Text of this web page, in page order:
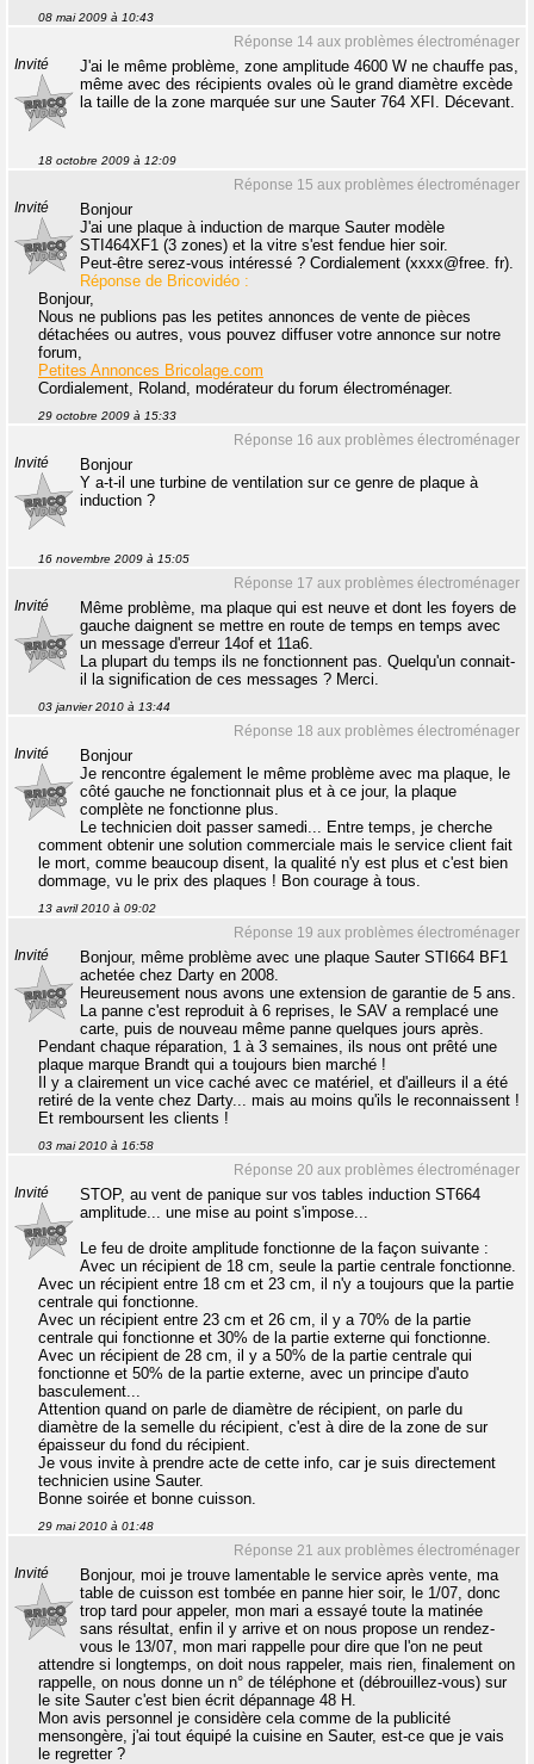
08 mai 2009 à 10:43
Réponse 14 aux problèmes électroménager
Invité
J'ai le même problème, zone amplitude 4600 W ne chauffe pas,
même avec des récipients ovales où le grand diamètre excède
la taille de la zone marquée sur une Sauter 764 XFI. Décevant.
18 octobre 2009 à 12:09
Réponse 15 aux problèmes électroménager
Invité
Bonjour
J'ai une plaque à induction de marque Sauter modèle
STI464XF1 (3 zones) et la vitre s'est fendue hier soir.
Peut-être serez-vous intéressé ? Cordialement (xxxx@free. fr).
Réponse de Bricovidéo :
Bonjour,
Nous ne publions pas les petites annonces de vente de pièces
détachées ou autres, vous pouvez diffuser votre annonce sur notre
forum,
Petites Annonces Bricolage.com
Cordialement, Roland, modérateur du forum électroménager.
29 octobre 2009 à 15:33
Réponse 16 aux problèmes électroménager
Invité
Bonjour
Y a-t-il une turbine de ventilation sur ce genre de plaque à
induction ?
16 novembre 2009 à 15:05
Réponse 17 aux problèmes électroménager
Invité
Même problème, ma plaque qui est neuve et dont les foyers de
gauche daignent se mettre en route de temps en temps avec
un message d'erreur 14of et 11a6.
La plupart du temps ils ne fonctionnent pas. Quelqu'un connait-
il la signification de ces messages ? Merci.
03 janvier 2010 à 13:44
Réponse 18 aux problèmes électroménager
Invité
Bonjour
Je rencontre également le même problème avec ma plaque, le
côté gauche ne fonctionnait plus et à ce jour, la plaque
complète ne fonctionne plus.
Le technicien doit passer samedi... Entre temps, je cherche
comment obtenir une solution commerciale mais le service client fait
le mort, comme beaucoup disent, la qualité n'y est plus et c'est bien
dommage, vu le prix des plaques ! Bon courage à tous.
13 avril 2010 à 09:02
Réponse 19 aux problèmes électroménager
Invité
Bonjour, même problème avec une plaque Sauter STI664 BF1
achetée chez Darty en 2008.
Heureusement nous avons une extension de garantie de 5 ans.
La panne c'est reproduit à 6 reprises, le SAV a remplacé une
carte, puis de nouveau même panne quelques jours après.
Pendant chaque réparation, 1 à 3 semaines, ils nous ont prêté une
plaque marque Brandt qui a toujours bien marché !
Il y a clairement un vice caché avec ce matériel, et d'ailleurs il a été
retiré de la vente chez Darty... mais au moins qu'ils le reconnaissent !
Et remboursent les clients !
03 mai 2010 à 16:58
Réponse 20 aux problèmes électroménager
Invité
STOP, au vent de panique sur vos tables induction ST664
amplitude... une mise au point s'impose...
Le feu de droite amplitude fonctionne de la façon suivante :
Avec un récipient de 18 cm, seule la partie centrale fonctionne.
Avec un récipient entre 18 cm et 23 cm, il n'y a toujours que la partie
centrale qui fonctionne.
Avec un récipient entre 23 cm et 26 cm, il y a 70% de la partie
centrale qui fonctionne et 30% de la partie externe qui fonctionne.
Avec un récipient de 28 cm, il y a 50% de la partie centrale qui
fonctionne et 50% de la partie externe, avec un principe d'auto
basculement...
Attention quand on parle de diamètre de récipient, on parle du
diamètre de la semelle du récipient, c'est à dire de la zone de sur
épaisseur du fond du récipient.
Je vous invite à prendre acte de cette info, car je suis directement
technicien usine Sauter.
Bonne soirée et bonne cuisson.
29 mai 2010 à 01:48
Réponse 21 aux problèmes électroménager
Invité
Bonjour, moi je trouve lamentable le service après vente, ma
table de cuisson est tombée en panne hier soir, le 1/07, donc
trop tard pour appeler, mon mari a essayé toute la matinée
sans résultat, enfin il y arrive et on nous propose un rendez-
vous le 13/07, mon mari rappelle pour dire que l'on ne peut
attendre si longtemps, on doit nous rappeler, mais rien, finalement on
rappelle, on nous donne un n° de téléphone et (débrouillez-vous) sur
le site Sauter c'est bien écrit dépannage 48 H.
Mon avis personnel je considère cela comme de la publicité
mensongère, j'ai tout équipé la cuisine en Sauter, est-ce que je vais
le regretter ?